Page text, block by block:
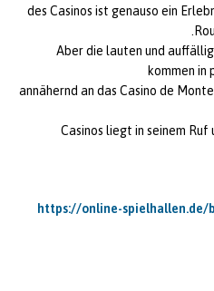
des Casinos ist genauso ein
Aber die lauten und
kommen in
annähernd an das Casino de
Casinos liegt in seinem Ruf
https://online-spielhallen.de/